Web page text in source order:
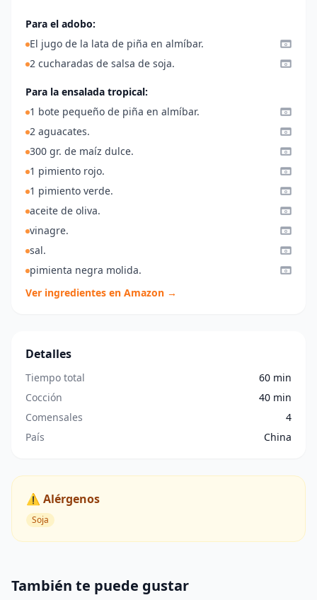
Para el adobo:
El jugo de la lata de piña en almíbar.
2 cucharadas de salsa de soja.
Para la ensalada tropical:
1 bote pequeño de piña en almíbar.
2 aguacates.
300 gr. de maíz dulce.
1 pimiento rojo.
1 pimiento verde.
aceite de oliva.
vinagre.
sal.
pimienta negra molida.
Ver ingredientes en Amazon →
Detalles
Tiempo total
60 min
Cocción
40 min
Comensales
4
País
China
⚠️ Alérgenos
Soja
También te puede gustar